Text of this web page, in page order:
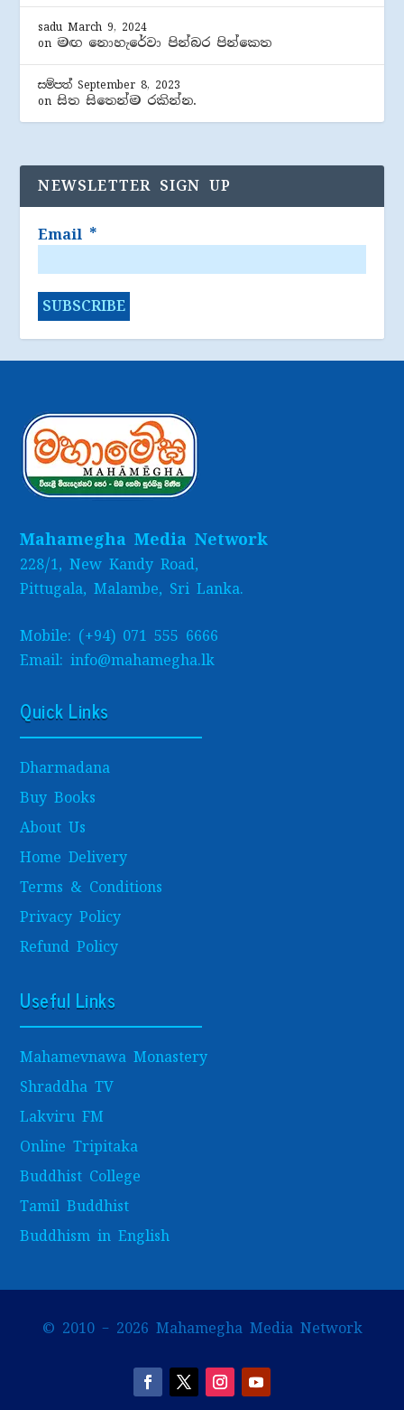
sadu March 9, 2024
on මඟ නොහැරේවා පින්බර පින්කෙත
සම්පත් September 8, 2023
onසිත සිතෙන්ම රකින්න.
NEWSLETTER SIGN UP
Email *
Mahamegha Media Network
228/1, New Kandy Road,
Pittugala, Malambe, Sri Lanka.
Mobile: (+94) 071 555 6666
Email: info@mahamegha.lk
Quick Links
Dharmadana
Buy Books
About Us
Home Delivery
Terms & Conditions
Privacy Policy
Refund Policy
Useful Links
Mahamevnawa Monastery
Shraddha TV
Lakviru FM
Online Tripitaka
Buddhist College
Tamil Buddhist
Buddhism in English
© 2010 – 2026 Mahamegha Media Network